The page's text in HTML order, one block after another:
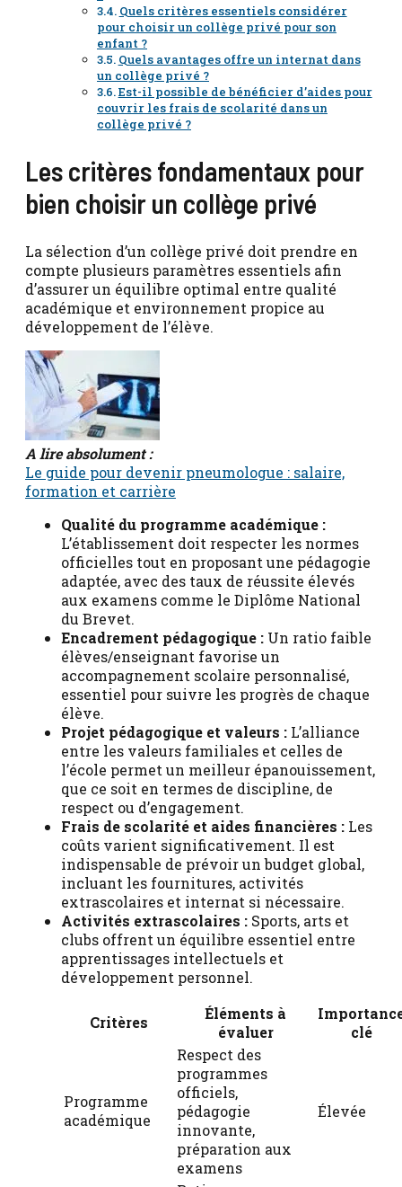
Quels critères essentiels considérer
pour choisir un collège privé pour son
enfant ?
Quels avantages offre un internat dans
un collège privé ?
Est-il possible de bénéficier d’aides pour
couvrir les frais de scolarité dans un
collège privé ?
Les critères fondamentaux pour
bien choisir un collège privé
La sélection d’un collège privé doit prendre en
compte plusieurs paramètres essentiels afin
d’assurer un équilibre optimal entre qualité
académique et environnement propice au
développement de l’élève.
A lire absolument :
Le guide pour devenir pneumologue : salaire,
formation et carrière
Qualité du programme académique :
L’établissement doit respecter les normes
officielles tout en proposant une pédagogie
adaptée, avec des taux de réussite élevés
aux examens comme le Diplôme National
du Brevet.
Encadrement pédagogique : Un ratio faible
élèves/enseignant favorise un
accompagnement scolaire personnalisé,
essentiel pour suivre les progrès de chaque
élève.
Projet pédagogique et valeurs : L’alliance
entre les valeurs familiales et celles de
l’école permet un meilleur épanouissement,
que ce soit en termes de discipline, de
respect ou d’engagement.
Frais de scolarité et aides financières : Les
coûts varient significativement. Il est
indispensable de prévoir un budget global,
incluant les fournitures, activités
extrascolaires et internat si nécessaire.
Activités extrascolaires : Sports, arts et
clubs offrent un équilibre essentiel entre
apprentissages intellectuels et
développement personnel.
Critères
Éléments à
évaluer
clé
Programme
académique
Respect des
programmes
officiels,
pédagogie
innovante,
préparation aux
examens
Élevée